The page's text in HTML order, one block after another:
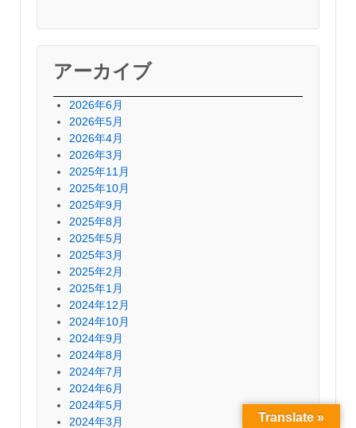
アーカイブ
2026年6月
2026年5月
2026年4月
2026年3月
2025年11月
2025年10月
2025年9月
2025年8月
2025年5月
2025年3月
2025年2月
2025年1月
2024年12月
2024年10月
2024年9月
2024年8月
2024年7月
2024年6月
2024年5月
2024年3月
Translate »